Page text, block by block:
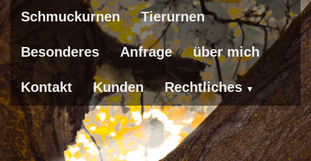
Schmuckurnen Tierurnen
Besonderes Anfrage über mich
Kontakt Kunden Rechtliches